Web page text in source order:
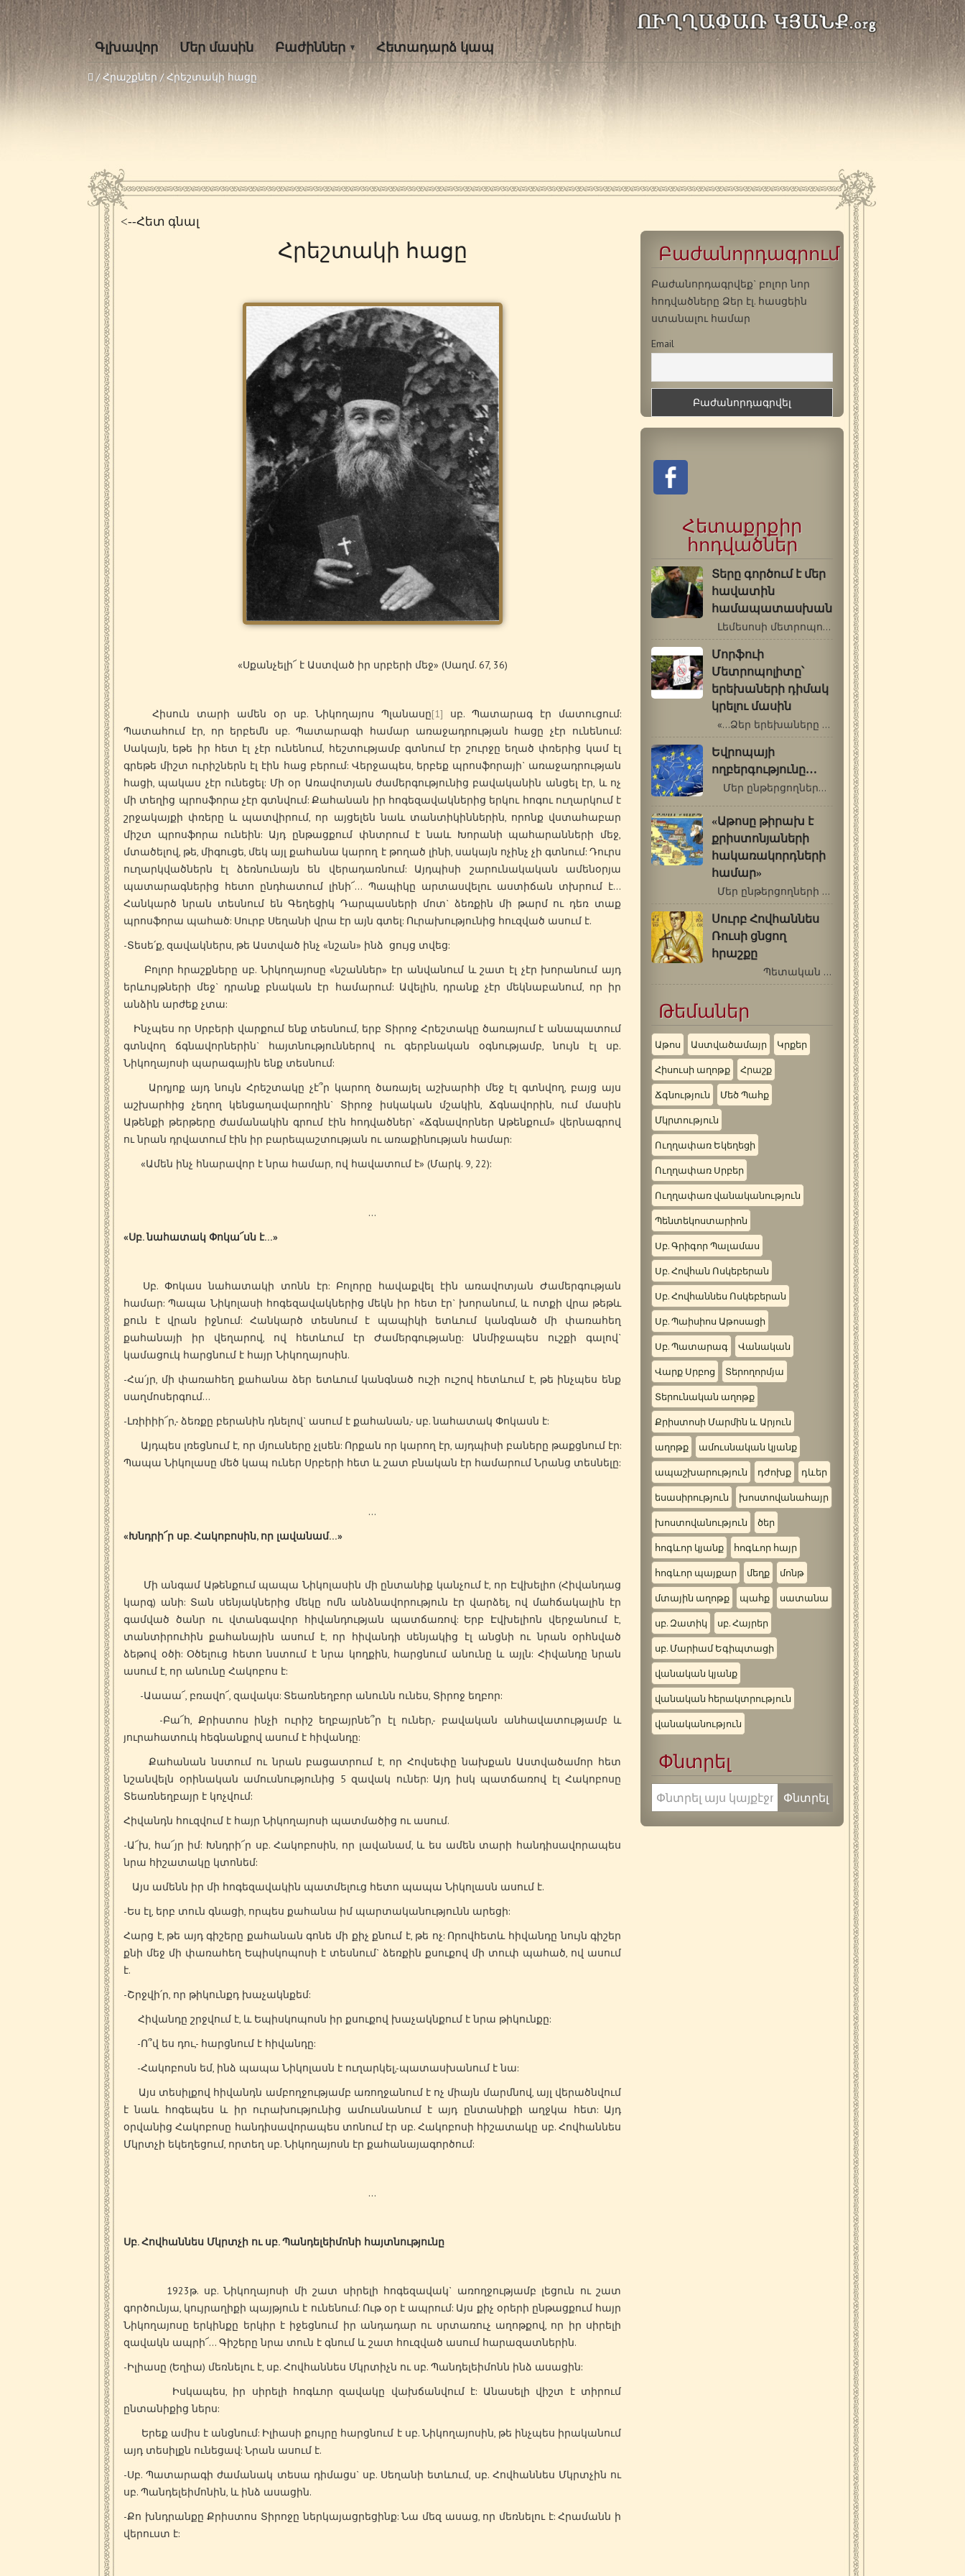
Գլխավոր Մեր մասին Բաժիններ Հետադարձ կապ
/ Հրաշքներ /Հրեշտակի հացը
<--Հետ գնալ
Հրեշտակի հացը
«Սքանչելի՜ է Աստված իր սրբերի մեջ» (Սաղմ. 67, 36)
Հիսուն տարի ամեն օր սբ. Նիկողայոս Պլանասը[1] սբ. Պատարագ էր մատուցում:
Պատահում էր, որ երբեմն սբ. Պատարագի համար առաջադրության հացը չէր ունենում:
Սակայն, եթե իր հետ էլ չէր ունենում, հեշտությամբ գտնում էր շուրջը եղած փռերից կամ էլ
գրեթե միշտ ուրիշներն էլ էին հաց բերում: Վերջապես, երբեք պրոսֆորայի` առաջադրության
հացի, պակաս չէր ունեցել: Մի օր Առավոտյան ժամերգությունից բավականին անցել էր, և ոչ
մի տեղից պրոսֆորա չէր գտնվում: Քահանան իր հոգեզավակներից երկու հոգու ուղարկում է
շրջակայքի փռերը և պատվիրում, որ այցելեն նաև տանտիկիններին, որոնք վստահաբար
միշտ պրոսֆորա ունեին: Այդ ընթացքում փնտրում է նաև Խորանի պահարանների մեջ,
մտածելով, թե, միգուցե, մեկ այլ քահանա կարող է թողած լինի, սակայն ոչինչ չի գտնում: Դուրս
ուղարկվածներն էլ ձեռնունայն են վերադառնում: Այդպիսի շարունակական ամենօրյա
պատարագներից հետո ընդհատում լինի՜… Պապիկը արտասվելու աստիճան տխրում է…
Հանկարծ նրան տեսնում են Գեղեցիկ Դարպասների մոտ` ձեռքին մի թարմ ու դեռ տաք
պրոսֆորա պահած: Սուրբ Սեղանի վրա էր այն գտել: Ուրախությունից հուզված ասում է.
-Տեսե՛ք, զավակներս, թե Աստված ինչ «նշան» ինձ ցույց տվեց:
Բոլոր հրաշքները սբ. Նիկողայոսը «նշաններ» էր անվանում և շատ էլ չէր խորանում այդ
երևույթների մեջ` դրանք բնական էր համարում: Ավելին, դրանք չէր մեկնաբանում, որ իր
անձին արժեք չտա:
Ինչպես որ Սրբերի վարքում ենք տեսնում, երբ Տիրոջ Հրեշտակը ծառայում է անապատում
գտնվող ճգնավորներին` հայտնություններով ու գերբնական օգնությամբ, նույն էլ սբ.
Նիկողայոսի պարագային ենք տեսնում:
Արդյոք այդ նույն Հրեշտակը չէ՞ր կարող ծառայել աշխարհի մեջ էլ գտնվող, բայց այս
աշխարհից չեղող կենցաղավարողին` Տիրոջ իսկական մշակին, Ճգնավորին, ում մասին
Աթենքի թերթերը ժամանակին գրում էին հոդվածներ` «Ճգնավորներ Աթենքում» վերնագրով
ու նրան դրվատում էին իր բարեպաշտության ու առաքինության համար:
«Ամեն ինչ հնարավոր է նրա համար, ով հավատում է» (Մարկ. 9, 22):
…
«Սբ. նահատակ Փոկա՜սն է…»
Սբ. Փոկաս նահատակի տոնն էր: Բոլորը հավաքվել էին առավոտյան Ժամերգության
համար: Պապա Նիկոլասի հոգեզավակներից մեկն իր հետ էր` խորանում, և ոտքի վրա թեթև
քուն է վրան իջնում: Հանկարծ տեսնում է պապիկի ետևում կանգնած մի փառահեղ
քահանայի իր վեղարով, ով հետևում էր Ժամերգությանը: Անմիջապես ուշքի գալով`
կամացուկ հարցնում է հայր Նիկողայոսին.
-Հա՛յր, մի փառահեղ քահանա ձեր ետևում կանգնած ուշի ուշով հետևում է, թե ինչպես ենք
սաղմոսերգում…
-Լռիիիի՜ր,- ձեռքը բերանին դնելով` ասում է քահանան,- սբ. նահատակ Փոկասն է:
Այդպես լռեցնում է, որ մյուսները չլսեն: Որքան որ կարող էր, այդպիսի բաները թաքցնում էր:
Պապա Նիկոլասը մեծ կապ ուներ Սրբերի հետ և շատ բնական էր համարում Նրանց տեսնելը:
…
«Խնդրի՜ր սբ. Հակոբոսին, որ լավանամ…»
Մի անգամ Աթենքում պապա Նիկոլասին մի ընտանիք կանչում է, որ Էվխելիո (Հիվանդաց
կարգ) անի: Տան սենյակներից մեկը ոմն անձնավորություն էր վարձել, ով մահճակալին էր
գամված ծանր ու վտանգավոր հիվանդության պատճառով: Երբ Էվխելիոն վերջանում է,
տանտիրուհին քահանային ասում է, որ հիվանդի սենյակից էլ անցնի ու նրան օրհնված
ձեթով օծի: Օծելուց հետո նստում է նրա կողքին, հարցնում անունը և այլն: Հիվանդը նրան
ասում է, որ անունը Հակոբոս է:
-Աաաա՜, բռավո՜, զավակս: Տեառնեղբոր անունն ունես, Տիրոջ եղբոր:
-Բա՜հ, Քրիստոս ինչի ուրիշ եղբայրնե՞ր էլ ուներ,- բավական անհավատությամբ և
յուրահատուկ հեգնանքով ասում է հիվանդը:
Քահանան նստում ու նրան բացատրում է, որ Հովսեփը նախքան Աստվածամոր հետ
նշանվելն օրինական ամուսնությունից 5 զավակ ուներ: Այդ իսկ պատճառով էլ Հակոբոսը
Տեառնեղբայր է կոչվում:
Հիվանդն հուզվում է հայր Նիկողայոսի պատմածից ու ասում.
-Ա՜խ, հա՜յր իմ: Խնդրի՜ր սբ. Հակոբոսին, որ լավանամ, և ես ամեն տարի հանդիսավորապես
նրա հիշատակը կտոնեմ:
Այս ամենն իր մի հոգեզավակին պատմելուց հետո պապա Նիկոլասն ասում է.
-Ես էլ, երբ տուն գնացի, որպես քահանա իմ պարտականությունն արեցի:
Հարց է, թե այդ գիշերը քահանան գոնե մի քիչ քնում է, թե ոչ: Որովհետև հիվանդը նույն գիշեր
քնի մեջ մի փառահեղ Եպիսկոպոսի է տեսնում` ձեռքին քսուքով մի տուփ պահած, ով ասում
է.
-Շրջվի՛ր, որ թիկունքդ խաչակնքեմ:
Հիվանդը շրջվում է, և Եպիսկոպոսն իր քսուքով խաչակնքում է նրա թիկունքը:
-Ո՞վ ես դու,- հարցնում է հիվանդը:
-Հակոբոսն եմ, ինձ պապա Նիկոլասն է ուղարկել,-պատասխանում է նա:
Այս տեսիլքով հիվանդն ամբողջությամբ առողջանում է ոչ միայն մարմնով, այլ վերածնվում
է նաև հոգեպես և իր ուրախությունից ամուսնանում է այդ ընտանիքի աղջկա հետ: Այդ
օրվանից Հակոբոսը հանդիսավորապես տոնում էր սբ. Հակոբոսի հիշատակը սբ. Հովհաննես
Մկրտչի եկեղեցում, որտեղ սբ. Նիկողայոսն էր քահանայագործում:
…
Սբ. Հովհաննես Մկրտչի ու սբ. Պանդելեիմոնի հայտնությունը
1923թ. սբ. Նիկողայոսի մի շատ սիրելի հոգեզավակ` առողջությամբ լեցուն ու շատ
գործունյա, կույրաղիքի պայթյուն է ունենում: Ութ օր է ապրում: Այս քիչ օրերի ընթացքում հայր
Նիկողայոսը երկինքը երկիր է իջեցնում իր անդադար ու սրտառուչ աղոթքով, որ իր սիրելի
զավակն ապրի՜… Գիշերը նրա տուն է գնում և շատ հուզված ասում հարազատներին.
-Իլիասը (Եղիա) մեռնելու է, սբ. Հովհաննես Մկրտիչն ու սբ. Պանդելեիմոնն ինձ ասացին:
Իսկապես, իր սիրելի հոգևոր զավակը վախճանվում է: Անասելի վիշտ է տիրում
ընտանիքից ներս:
Երեք ամիս է անցնում: Իլիասի քույրը հարցնում է սբ. Նիկողայոսին, թե ինչպես իրականում
այդ տեսիլքն ունեցավ: Նրան ասում է.
-Սբ. Պատարագի ժամանակ տեսա դիմացս` սբ. Սեղանի ետևում, սբ. Հովհաննես Մկրտչին ու
սբ. Պանդելեիմոնին, և ինձ ասացին.
-Քո խնդրանքը Քրիստոս Տիրոջը ներկայացրեցինք: Նա մեզ ասաց, որ մեռնելու է: Հրամանն ի
վերուստ է:
Բաժանորդագրում
Բաժանորդագրվեք` բոլոր նոր
հոդվածները Ձեր էլ. հասցեին
ստանալու համար
Email
Հետաքրքիր
հոդվածներ
Տերը գործում է մեր
հավատին
համապատասխան
Լեմեսոսի մետրոպոլիտ Աթանաս …
Մորֆուի
Մետրոպոլիտը՝
երեխաների դիմակ
կրելու մասին
«…Ձեր երեխաները ձեր աչքի լույսն…
Եվրոպայի
ողբերգությունը…
Մեր ընթերցողների ուշադրությանն…
«Աթոսը թիրախ է
քրիստոնյաների
հակառակորդների
համար»
Մեր ընթերցողների ուշադրությանն…
Սուրբ Հովհաննես
Ռուսի ցնցող
հրաշքը
Պետական բարձրաստիճան…
Թեմաներ
Աթոս Աստվածամայր Կրքեր
Հիսուսի աղոթք Հրաշք
Ճգնություն Մեծ Պահք
Մկրտություն
Ուղղափառ Եկեղեցի
Ուղղափառ Սրբեր
Ուղղափառ վանականություն
Պենտեկոստարիոն
Սբ. Գրիգոր Պալամաս
Սբ. Հովհան Ոսկեբերան
Սբ. Հովհաննես Ոսկեբերան
Սբ. Պաիսիոս Աթոսացի
Սբ. Պատարագ Վանական
Վարք Սրբոց Տերողորմյա
Տերունական աղոթք
Քրիստոսի Մարմին և Արյուն
աղոթք ամուսնական կյանք
ապաշխարություն դժոխք դևեր
եսասիրություն խոստովանահայր
խոստովանություն ծեր
հոգևոր կյանք հոգևոր հայր
հոգևոր պայքար մեղք մոնթ
մտային աղոթք պահք սատանա
սբ. Զատիկ սբ. Հայրեր
սբ. Մարիամ Եգիպտացի
վանական կյանք
վանական հերակտրություն
վանականություն
Փնտրել